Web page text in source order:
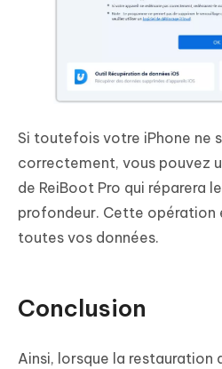
Si toutefois votre iPhone ne
correctement, vous pouvez
de ReiBoot Pro qui réparera
profondeur. Cette
toutes vos données.
Conclusion
Ainsi, lorsque la restauration